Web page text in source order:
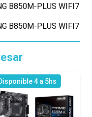
B850M-PLUS WIFI7
B850M-PLUS WIFI7
4 a 5hs